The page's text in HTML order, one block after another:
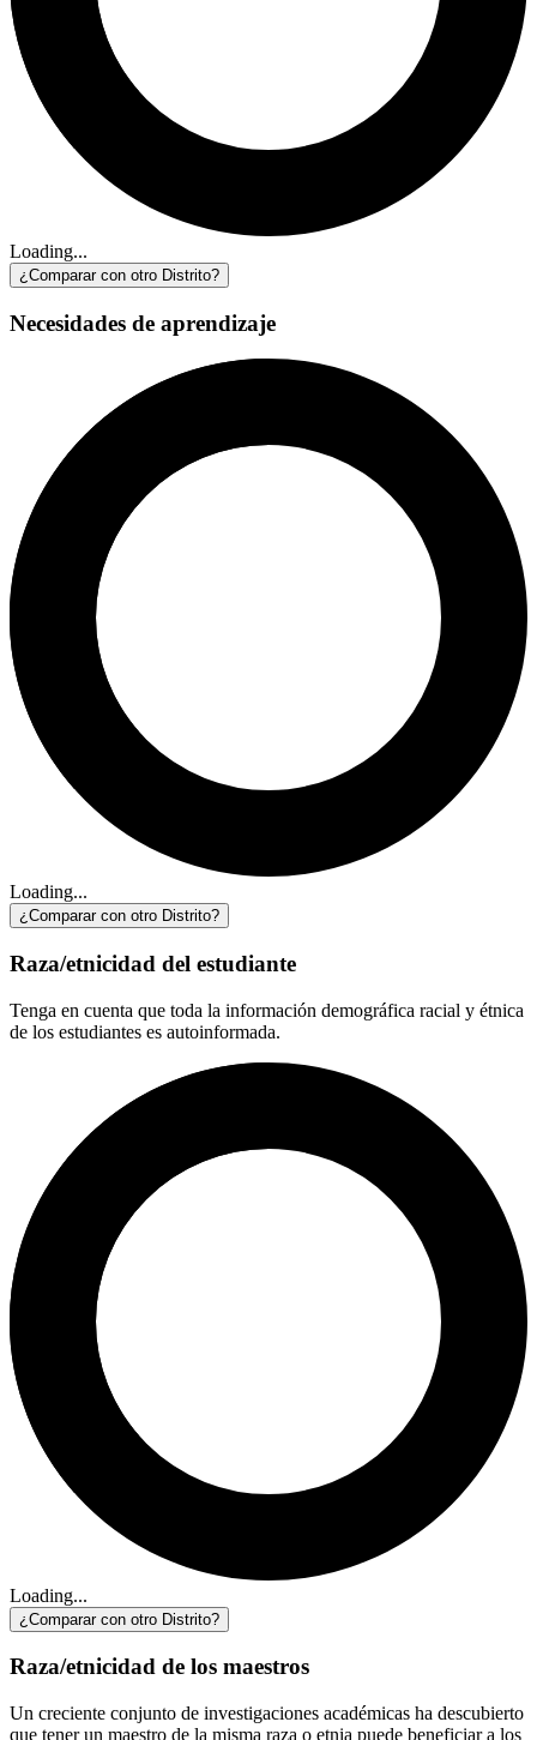
Loading...
¿Comparar con otro Distrito?
Necesidades de aprendizaje
Loading...
¿Comparar con otro Distrito?
Raza/etnicidad del estudiante
Tenga en cuenta que toda la información demográfica racial y étnica
de los estudiantes es autoinformada.
Loading...
¿Comparar con otro Distrito?
Raza/etnicidad de los maestros
Un creciente conjunto de investigaciones académicas ha descubierto
que tener un maestro de la misma raza o etnia puede beneficiar a los